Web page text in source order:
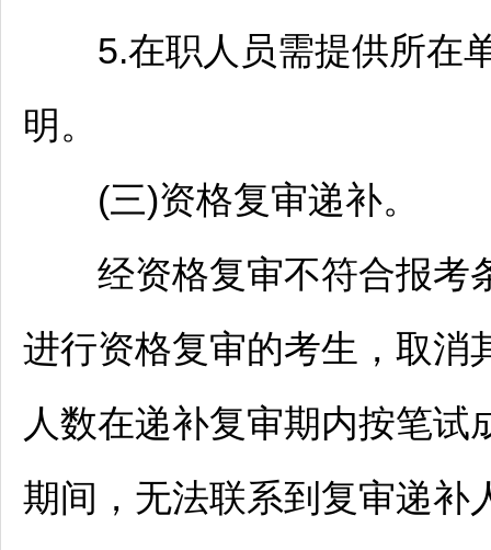
5.在职人员需提供所在单
明。
(三)资格复审递补。
经资格复审不符合报考
进行资格复审的考生，取消
人数在递补复审期内按笔
期间，无法联系到复审递补